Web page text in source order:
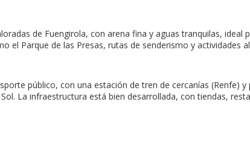
de Fuengirola, con arena fina y aguas tranquilas,
el Parque de las Presas, rutas de senderismo y actividades
público, con una estación de tren de cercanías (Renfe)
La infraestructura está bien desarrollada, con tiendas,